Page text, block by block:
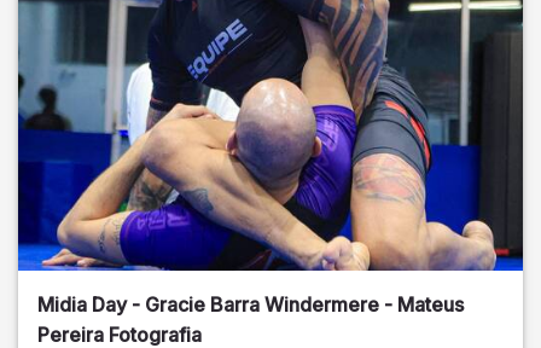
Midia Day - Gracie Barra Windermere - Mateus
Pereira Fotografia